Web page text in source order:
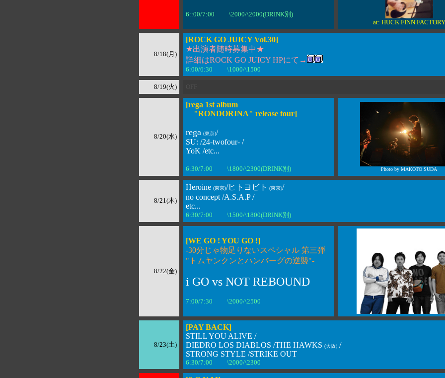
6::00/7:00 \2000/\2000(DRINK別)
at: HUCK FINN FACTORY
8/18(月)
[ROCK GO JUICY Vol.30]
★出演者随時募集中★
詳細はROCK GO JUICY HPにて→
6:00/6:30 \1000/\1500
8/19(火)
8/20(水)
[rega 1st album
"RONDORINA" release tour]
rega (東京)/
SU: /24-twofour- /
YoK /etc...
6:30/7:00 \1800/\2300(DRINK別) Photo by MAKOTO SUDA
8/21(木)
Heroine (東京)/ヒトヨビト (東京)/
no concept /A.S.A.P /
etc...
6:30/7:00 \1500/\1800(DRINK別)
8/22(金)
[WE GO ! YOU GO !]
-30分じゃ物足りないスペシャル 第三弾
"トムヤンクンとハンバーグの逆襲"-
i GO vs NOT REBOUND
7:00/7:30 \2000/\2500
8/23(土)
[PAY BACK]
STILL YOU ALIVE /
DIEDRO LOS DIABLOS /THE HAWKS (大阪) /
STRONG STYLE /STRIKE OUT
6:30/7:00 \2000/\2300